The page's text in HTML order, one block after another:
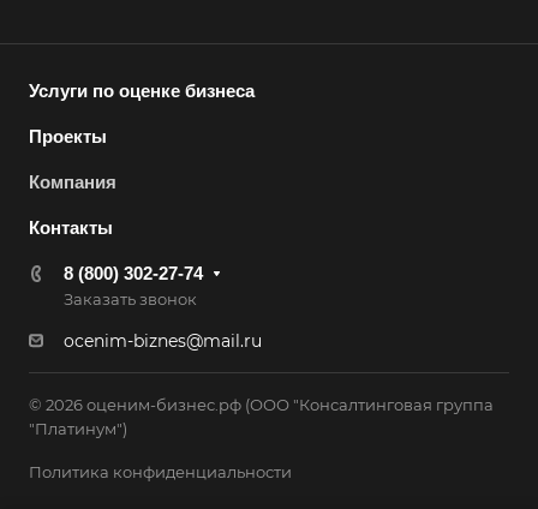
Услуги по оценке бизнеса
Проекты
Компания
Контакты
8 (800) 302-27-74
Заказать звонок
ocenim-biznes@mail.ru
© 2026 оценим-бизнес.рф (ООО "Консалтинговая группа
"Платинум")
Политика конфиденциальности
Ачинск
Аша
Баймак
Балабаново
Балашиха
Балашов
Барабинск
Барнаул